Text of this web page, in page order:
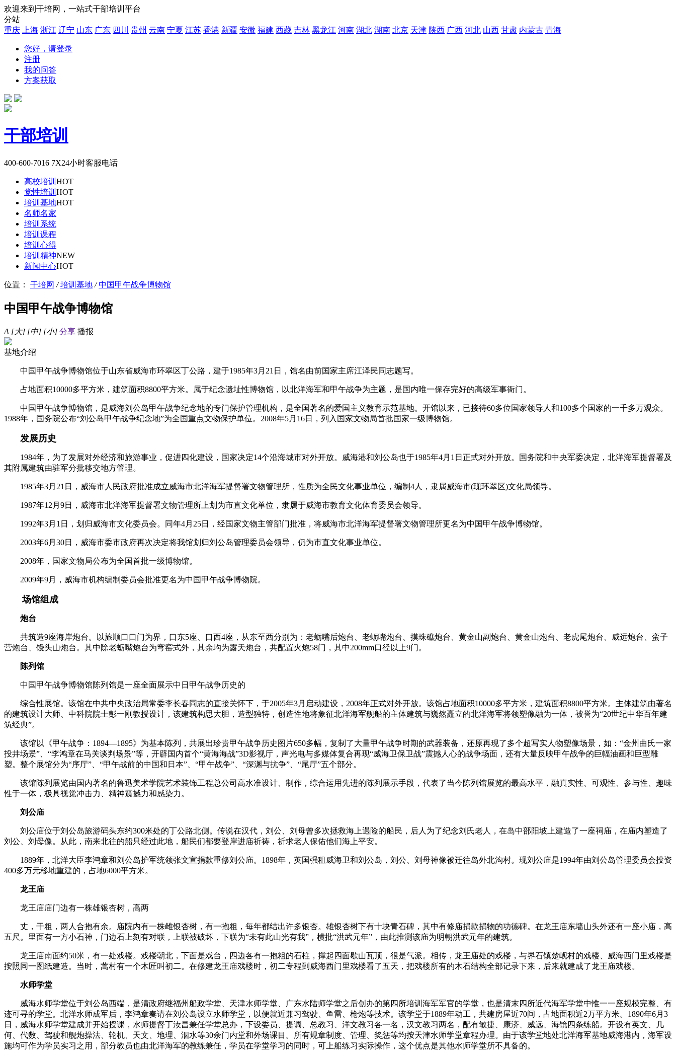
欢迎来到干培网，一站式干部培训平台
分站
重庆
上海 浙江 辽宁 山东 广东 四川 贵州 云南 宁夏 江苏 香港 新疆 安微 福建 西藏 吉林 黑龙江 河南 湖北 湖南 北京 天津 陕西 广西 河北 山西 甘肃 内蒙古 青海
您好，请登录
注册
我的问答
方案获取
干部培训
400-600-7016 7X24小时客服电话
高校培训 HOT
党性培训 HOT
培训基地HOT
名师名家
培训系统
培训课程
培训心得
培训精神NEW
新闻中心HOT
位置： 干培网 / 培训基地 / 中国甲午战争博物馆
中国甲午战争博物馆
A [大] [中] [小] 分享 播报
基地介绍
中国甲午战争博物馆位于山东省威海市环翠区丁公路，建于1985年3月21日，馆名由前国家主席江泽民同志题写。
占地面积10000多平方米，建筑面积8800平方米。属于纪念遗址性博物馆，以北洋海军和甲午战争为主题，是国内唯一保存完好的高级军事衙门。
中国甲午战争博物馆，是威海刘公岛甲午战争纪念地的专门保护管理机构，是全国著名的爱国主义教育示范基地。开馆以来，已接待60多位国家领导人和100多个国家的一千多万观众。
1988年，国务院公布“刘公岛甲午战争纪念地”为全国重点文物保护单位。2008年5月16日，列入国家文物局首批国家一级博物馆。
发展历史
1984年，为了发展对外经济和旅游事业，促进四化建设，国家决定14个沿海城市对外开放。威海港和刘公岛也于1985年4月1日正式对外开放。国务院和中央军委决定，北洋海军提督署及
其附属建筑由驻军分批移交地方管理。
1985年3月21日，威海市人民政府批准成立威海市北洋海军提督署文物管理所，性质为全民文化事业单位，编制4人，隶属威海市(现环翠区)文化局领导。
1987年12月9日，威海市北洋海军提督署文物管理所上划为市直文化单位，隶属于威海市教育文化体育委员会领导。
1992年3月1日，划归威海市文化委员会。同年4月25日，经国家文物主管部门批准，将威海市北洋海军提督署文物管理所更名为中国甲午战争博物馆。
2003年6月30日，威海市委市政府再次决定将我馆划归刘公岛管理委员会领导，仍为市直文化事业单位。
2008年，国家文物局公布为全国首批一级博物馆。
2009年9月，威海市机构编制委员会批准更名为中国甲午战争博物院。
场馆组成
炮台
共筑造9座海岸炮台。以旅顺口口门为界，口东5座、口西4座，从东至西分别为：老蛎嘴后炮台、老蛎嘴炮台、摸珠礁炮台、黄金山副炮台、黄金山炮台、老虎尾炮台、威远炮台、蛮子
营炮台、馒头山炮台。其中除老蛎嘴炮台为穹窑式外，其余均为露天炮台，共配置火炮58门，其中200mm口径以上9门。
陈列馆
中国甲午战争博物馆陈列馆是一座全面展示中日甲午战争历史的
综合性展馆。该馆在中共中央政治局常委李长春同志的直接关怀下，于2005年3月启动建设，2008年正式对外开放。该馆占地面积10000多平方米，建筑面积8800平方米。主体建筑由著名
的建筑设计大师、中科院院士彭一刚教授设计，该建筑构思大胆，造型独特，创造性地将象征北洋海军舰船的主体建筑与巍然矗立的北洋海军将领塑像融为一体，被誉为“20世纪中华百年建
筑经典”。
该馆以《甲午战争：1894—1895》为基本陈列，共展出珍贵甲午战争历史图片650多幅，复制了大量甲午战争时期的武器装备，还原再现了多个超写实人物塑像场景，如：“金州曲氏一家
投井场景”、“李鸿章在马关谈判场景”等，开辟国内首个“黄海海战”3D影视厅，声光电与多媒体复合再现“威海卫保卫战”震撼人心的战争场面，还有大量反映甲午战争的巨幅油画和巨型雕
塑。整个展馆分为“序厅”、“甲午战前的中国和日本”、“甲午战争”、“深渊与抗争”、“尾厅”五个部分。
该馆陈列展览由国内著名的鲁迅美术学院艺术装饰工程总公司高水准设计、制作，综合运用先进的陈列展示手段，代表了当今陈列馆展览的最高水平，融真实性、可观性、参与性、趣味
性于一体，极具视觉冲击力、精神震撼力和感染力。
刘公庙
刘公庙位于刘公岛旅游码头东约300米处的丁公路北侧。传说在汉代，刘公、刘母曾多次拯救海上遇险的船民，后人为了纪念刘氏老人，在岛中部阳坡上建造了一座祠庙，在庙内塑造了
刘公、刘母像。从此，南来北往的船只经过此地，船民们都要登岸进庙祈祷，祈求老人保佑他们海上平安。
1889年，北洋大臣李鸿章和刘公岛护军统领张文宣捐款重修刘公庙。1898年，英国强租威海卫和刘公岛，刘公、刘母神像被迁往岛外北沟村。现刘公庙是1994年由刘公岛管理委员会投资
400多万元移地重建的，占地6000平方米。
龙王庙
龙王庙庙门边有一株雄银杏树，高两
丈，干粗，两人合抱有余。庙院内有一株雌银杏树，有一抱粗，每年都结出许多银杏。雄银杏树下有十块青石碑，其中有修庙捐款捐物的功德碑。在龙王庙东墙山头外还有一座小庙，高
五尺。里面有一方小石神，门边石上刻有对联，上联被破坏，下联为“未有此山光有我”，横批“洪武元年”，由此推测该庙为明朝洪武元年的建筑。
龙王庙南面约50米，有一处戏楼。戏楼朝北，下面是戏台，四边各有一抱粗的石柱，撑起四面歇山瓦顶，很是气派。相传，龙王庙处的戏楼，与界石镇楚岘村的戏楼、威海西门里戏楼是
按照同一图纸建造。当时，蒿村有一个木匠叫初二。在修建龙王庙戏楼时，初二专程到威海西门里戏楼看了五天，把戏楼所有的木石结构全部记录下来，后来就建成了龙王庙戏楼。
水师学堂
威海水师学堂位于刘公岛西端，是清政府继福州船政学堂、天津水师学堂、广东水陆师学堂之后创办的第四所培训海军军官的学堂，也是清末四所近代海军学堂中惟一一座规模完整、有
迹可寻的学堂。北洋水师成军后，李鸿章奏请在刘公岛设立水师学堂，以便就近兼习驾驶、鱼雷、枪炮等技术。该学堂于1889年动工，共建房屋近70间，占地面积近2万平方米。1890年6月3
日，威海水师学堂建成并开始授课，水师提督丁汝昌兼任学堂总办，下设委员、提调、总教习、洋文教习各一名，汉文教习两名，配有敏捷、康济、威远、海镜四条练船。开设有英文、几
何、代数、驾驶和舰炮操法、轮机、天文、地理、泅水等30余门内堂和外场课目。所有规章制度、管理、奖惩等均按天津水师学堂章程办理。由于该学堂地处北洋海军基地威海港内，海军设
施均可作为学员实习之用，部分教员也由北洋海军的教练兼任，学员在学堂学习的同时，可上船练习实际操作，这个优点是其他水师学堂所不具备的。